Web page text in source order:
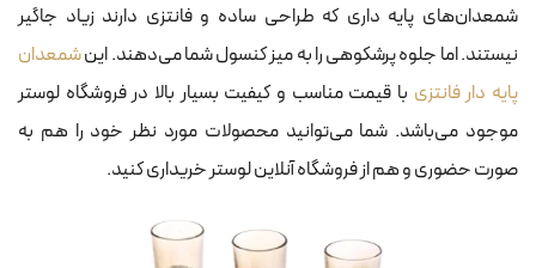
شمعدان‌های پایه داری که طراحی ساده و فانتزی دارند زیاد جاگیر
نیستند. اما جلوه پرشکوهی را به میز کنسول شما می‌دهند. اینشمعدان
پایه دار فانتزی با قیمت مناسب و کیفیت بسیار بالا در فروشگاه لوستر
موجود می‌باشد. شما می‌توانید محصولات مورد نظر خود را هم به
صورت حضوری و هم از فروشگاه آنلاین لوستر خریداری کنید.